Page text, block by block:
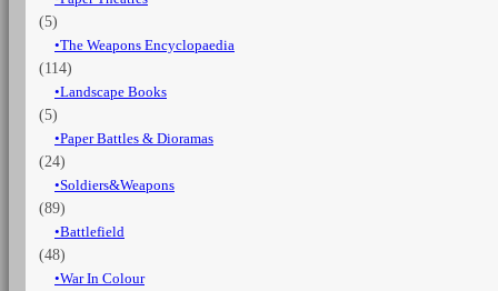
(5)
The Weapons Encyclopaedia
(114)
Landscape Books
(5)
Paper Battles & Dioramas
(24)
Soldiers&Weapons
(89)
Battlefield
(48)
War In Colour